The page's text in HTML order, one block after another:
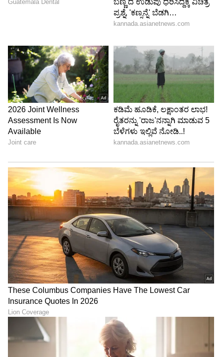
ದಿನೇಶ್, ಶಾಲ ಎಸ್‌ಡಿಎಂಸಿ ಉಪಾಧ್ಯಕ್ಷ
ಶಾಲೆ ಇತ್ತೀಚೆಗೆ ರಸ್ತೆ ಅಗಲೀಕರಣದಿಂದ ಶಾಲಾ ಕಾಂಪೌಂಡ್
ಹಾಗೂ ಶಾಲಾ ಕೊಠಡಿಗಳನ್ನು ಹೊಡೆಯಲಾಗಿದ್ದು,
ವಿದ್ಯಾರ್ಥಿಗಳಿಗೆ ಯಾವುದೇ ತೊಂದರೆಯಾಗದ ರೀತಿಯಲ್ಲಿ
ಅಲ್ಲಿಯ ಪಕ್ಕದ ಸರ್ಕಾರಿ ಪ್ರೌಢಶಾಲೆ ಹಾಗೂ ಉರ್ದು ಶಾಲೆಗೆ
ತೊಂದರೆ ಇರುವುದಿಲ್ಲ.
ನಟರಾಜ್ ಕ್ಷೇತ್ರ ಶಿಕ್ಷಣಾಧಿಕಾರಿ, ಕೊರಟಗೆರೆ.